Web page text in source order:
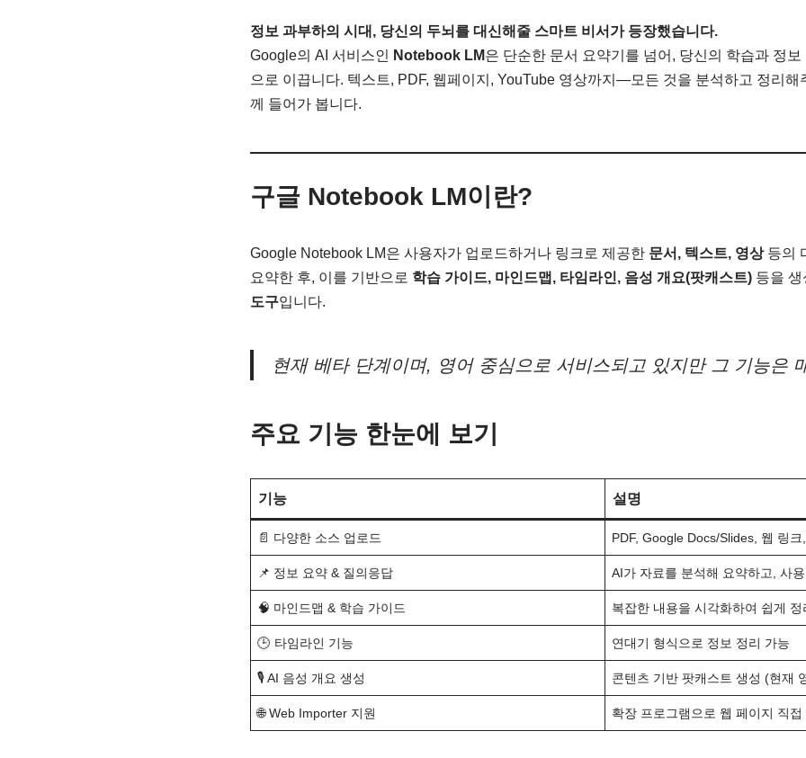
정보 과부하의 시대, 당신의 두뇌를 대신해줄 스마트 비서가 등장했습니다.
Google의 AI 서비스인 Notebook LM은 단순한 문서 요약기를 넘어, 당신의 학습과 정
으로 이끕니다. 텍스트, PDF, 웹페이지, YouTube 영상까지—모든 것을 분석하고 정리해
께 들어가 봅니다.
구글 Notebook LM이란?
Google Notebook LM은 사용자가 업로드하거나 링크로 제공한 문서, 텍스트, 영상등의
요약한 후, 이를 기반으로 학습 가이드, 마인드맵, 타임라인, 음성 개요(팟캐스트)등을 생
도구입니다.
현재 베타 단계이며, 영어 중심으로 서비스되고 있지만 그 기능은
주요 기능 한눈에 보기
기능 설명
📄 다양한 소스 업로드 PDF, Google Docs/Slides, 웹 링
📌 정보 요약 & 질의응답 AI가 자료를 분석해 요약하고, 사
🧠 마인드맵 & 학습 가이드 복잡한 내용을 시각화하여 쉽게 정
🕒 타임라인 기능 연대기 형식으로 정보 정리 가능
🎙️ AI 음성 개요 생성 콘텐츠 기반 팟캐스트 생성 (현재
🌐 Web Importer 지원 확장 프로그램으로 웹 페이지 직접